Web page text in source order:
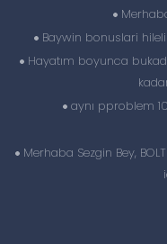
Baywin bonuslari
Hayatım boyunca
aynı pproblem
Merhaba Sezgin Bey,